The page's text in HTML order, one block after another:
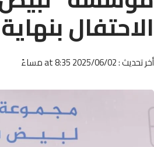
الاحتفال
أخر تحديث : 2025/06/02 at 8:35 مساءً